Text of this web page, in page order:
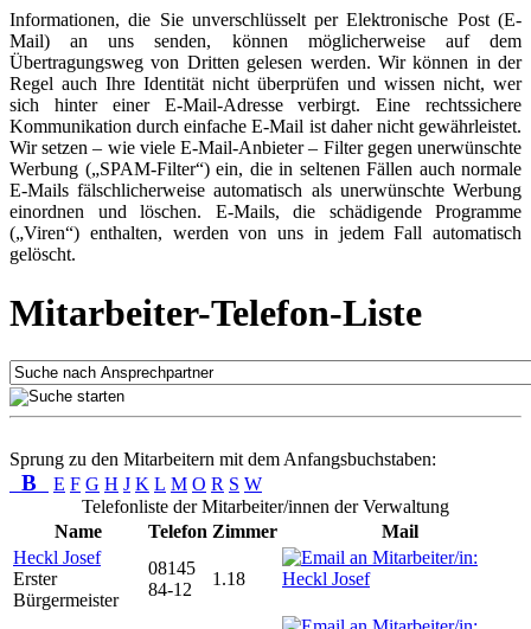
Informationen, die Sie unverschlüsselt per Elektronische Post (E-
Mail) an uns senden, können möglicherweise auf dem
Übertragungsweg von Dritten gelesen werden. Wir können in der
Regel auch Ihre Identität nicht überprüfen und wissen nicht, wer
sich hinter einer E-Mail-Adresse verbirgt. Eine rechtssichere
Kommunikation durch einfache E-Mail ist daher nicht gewährleistet.
Wir setzen – wie viele E-Mail-Anbieter – Filter gegen unerwünschte
Werbung („SPAM-Filter“) ein, die in seltenen Fällen auch normale
E-Mails fälschlicherweise automatisch als unerwünschte Werbung
einordnen und löschen. E-Mails, die schädigende Programme
(„Viren“) enthalten, werden von uns in jedem Fall automatisch
gelöscht.
Mitarbeiter-Telefon-Liste
Sprung zu den Mitarbeitern mit dem Anfangsbuchstaben:
B E F G H J K L M O R S W
Telefonliste der Mitarbeiter/innen der Verwaltung
Name
Telefon Zimmer
Mail
Heckl Josef
Erster
Bürgermeister
08145
84-12
1.18